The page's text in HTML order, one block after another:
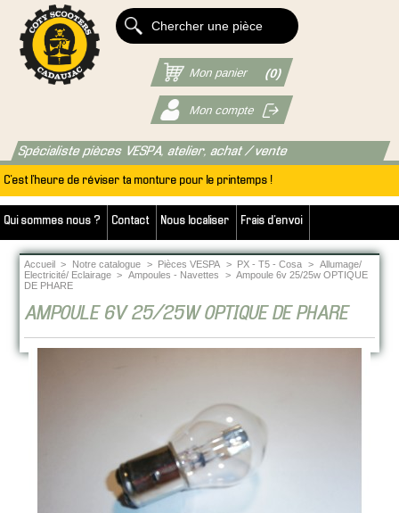
Spécialiste pièces VESPA, atelier, achat / vente
C'est l'heure de réviser ta monture pour le printemps !
Qui sommes nous ? Contact Nous localiser Frais d'envoi
Mon panier (0)
Mon compte
Accueil > Notre catalogue > Pièces VESPA > PX - T5 - Cosa > Allumage/
Electricité/ Eclairage > Ampoules - Navettes > Ampoule 6v 25/25w OPTIQUE
DE PHARE
AMPOULE 6V 25/25W OPTIQUE DE PHARE